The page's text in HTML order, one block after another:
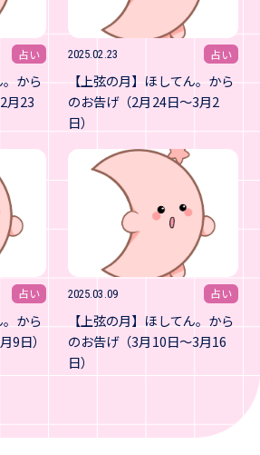
占い
。から
月23
2025.02.23 占い
【上弦の月】ほしてん。から
のお告げ（2月24日～3月2
日）
占い
。から
9日）
2025.03.09 占い
【上弦の月】ほしてん。から
のお告げ（3月10日～3月16
日）